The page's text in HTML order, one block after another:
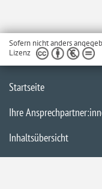
Sofern nicht anders
Lizenz
Startseite
Ihre
Inhaltsübersicht